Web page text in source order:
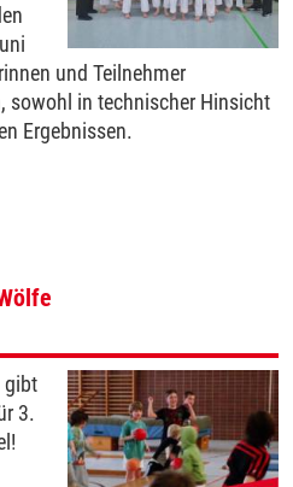
und Teilnehmer
sowohl in technischer Hinsicht
Ergebnissen.
gibt
3.